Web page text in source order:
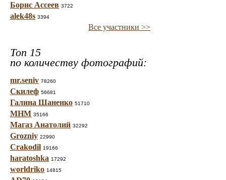
Борис Ассеев 3722
alek48s 3394
Все участники >>
Топ 15
по количеству фотографий:
mr.seniv 78260
Скилеф 56681
Галина Шаненко 51710
МНМ 35166
Магаз Анатолий 32292
Grozniy 22990
Crakodil 19166
haratoshka 17292
worldriko 14815